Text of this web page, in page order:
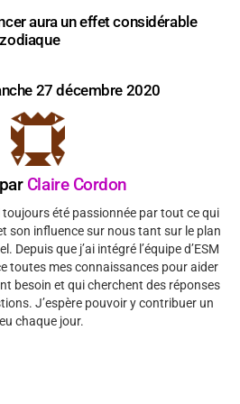
aura un effet considérable
27 décembre 2020
Claire Cordon
toujours été passionnée par tout ce qui
son influence sur nous tant sur le plan
Depuis que j’ai intégré l’équipe d’ESM
toutes mes connaissances pour aider
besoin et qui cherchent des réponses
J’espère pouvoir y contribuer un
chaque jour.